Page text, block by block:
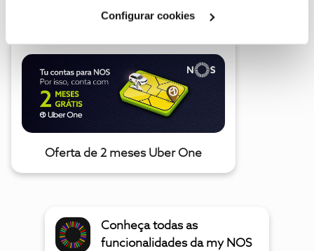
Configurar cookies
Oferta de 2 meses Uber One
Conheça todas as
funcionalidades da my NOS